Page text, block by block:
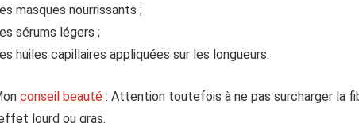
masques nourrissants ;
sérums légers ;
huiles capillaires appliquées sur les longueurs.
conseil beauté : Attention toutefois à ne pas surcharger la
lourd ou gras.